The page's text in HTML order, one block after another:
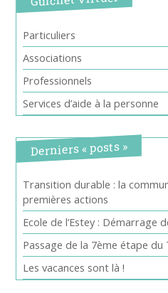
Particuliers
Associations
Professionnels
Services d’aide à la personne
Derniers « posts »
Transition durable : la
premières actions
Ecole de l’Estey : Démarrage
Passage de la 7ème étape du
Les vacances sont là !